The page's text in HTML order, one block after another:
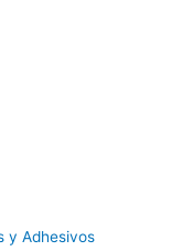
y Adhesivos